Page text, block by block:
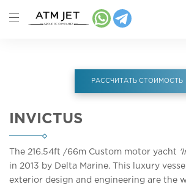
РАССЧИТАТЬ СТОИМОСТЬ
INVICTUS
The 216.54ft /66m Custom motor yacht
in 2013 by Delta Marine. This luxury
exterior design and engineering are the